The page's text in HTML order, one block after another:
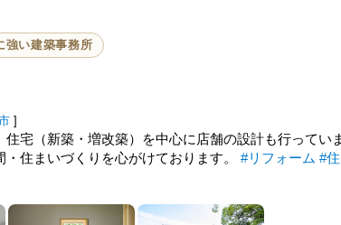
強い建築事務所
]
宅（新築・増改築）を中心に店舗の設計も行ってい
・住まいづくりを心がけております。#リフォーム #